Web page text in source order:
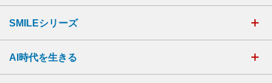
SMILEシリーズ
AI時代を生きる